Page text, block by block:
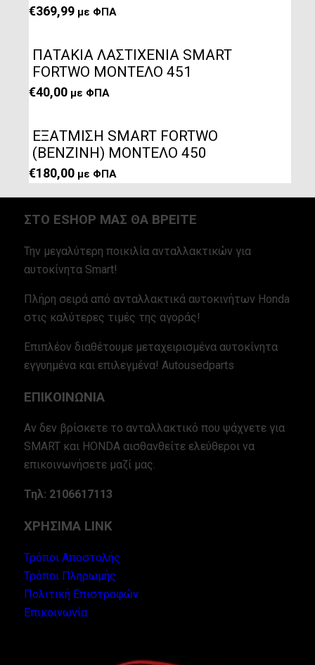
€369,99 με ΦΠΑ
ΠΑΤΑΚΙΑ ΛΑΣΤΙΧΕΝΙΑ SMART
FORTWO ΜΟΝΤΕΛΟ 451
€40,00 με ΦΠΑ
ΕΞΑΤΜΙΣΗ SMART FORTWO
(ΒΕΝΖΙΝΗ) ΜΟΝΤΕΛΟ 450
€180,00 με ΦΠΑ
ΣΤΟ ESHOP ΜΑΣ ΘΑ ΒΡΕΙΤΕ
Την μεγαλύτερη ποικιλία ανταλλακτικών για
αυτοκίνητα Smart!
Πλήρη σειρά από ανταλλακτικά αυτοκινήτων Honda
στις καλύτερες τιμές της αγοράς!
Επιπλέον διαθέτουμε μεταχειρισμένα αυτοκίνητα
εγγυημένα και επιλεγμένα! Autousedparts
ΕΠΙΚΟΙΝΩΝΙΑ
Αν δεν βρίσκετε το ανταλλακτικό που ψάχνετε για
SMART και HONDA αισθανθείτε ελεύθεροι να
επικοινωνήσετε μαζί μας.
Τηλ: 2106617113
ΧΡΗΣΙΜΑ LINK
Τρόποι Αποστολής
Τρόποι Πληρωμής
Πολιτική Επιστροφών
Επικοινωνία